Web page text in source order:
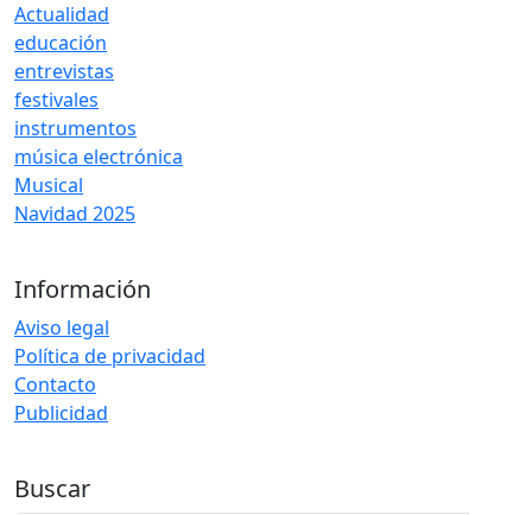
Actualidad
educación
entrevistas
festivales
instrumentos
música electrónica
Musical
Navidad 2025
Información
Aviso legal
Política de privacidad
Contacto
Publicidad
Buscar